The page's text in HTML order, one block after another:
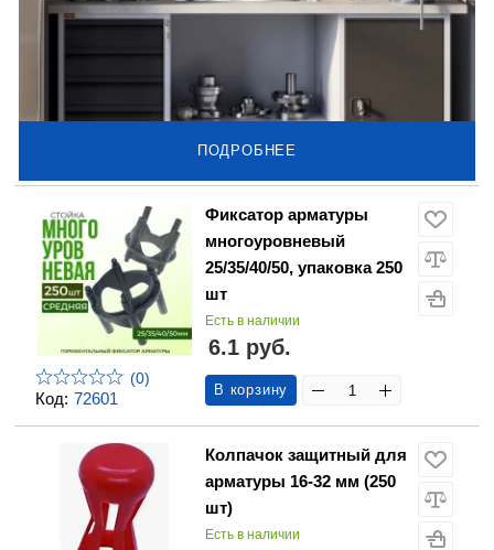
ПОДРОБНЕЕ
Код: 72601
(0)
Фиксатор арматуры
многоуровневый
25/35/40/50, упаковка 250
шт
Есть в наличии
6.1 руб.
В корзину
Колпачок защитный для
арматуры 16-32 мм (250
шт)
Есть в наличии